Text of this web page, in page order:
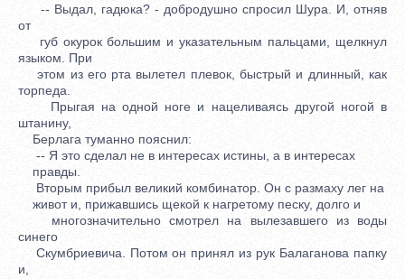
-- Выдал, гадюка? - добродушно спросил Шура. И, отняв
от
губ окурок большим и указательным пальцами, щелкнул
языком. При
этом из его рта вылетел плевок, быстрый и длинный, как
торпеда.
Прыгая на одной ноге и нацеливаясь другой ногой в
штанину,
Берлага туманно пояснил:
-- Я это сделал не в интересах истины, а в интересах
правды.
Вторым прибыл великий комбинатор. Он с размаху лег на
живот и, прижавшись щекой к нагретому песку, долго и
многозначительно смотрел на вылезавшего из воды
синего
Скумбриевича. Потом он принял из рук Балаганова папку
и,